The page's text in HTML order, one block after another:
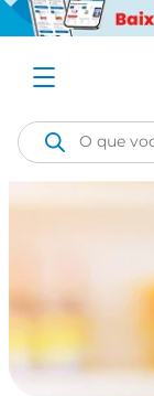
O que você